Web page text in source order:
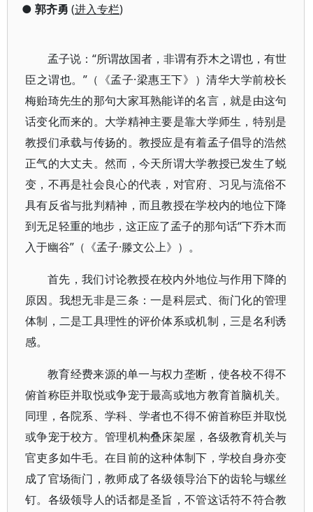
● 郭齐勇 (进入专栏)
孟子说：“所谓故国者，非谓有乔木之谓也，有世
臣之谓也。”（《孟子·梁惠王下》）清华大学前校长
梅贻琦先生的那句大家耳熟能详的名言，就是由这句
话变化而来的。大学精神主要是靠大学师生，特别是
教授们承载与传扬的。教授应是有着孟子倡导的浩然
正气的大丈夫。然而，今天所谓大学教授已发生了蜕
变，不再是社会良心的代表，对官府、习见与流俗不
具有反省与批判精神，而且教授在学校内的地位下降
到无足轻重的地步，这正应了孟子的那句话“下乔木而
入于幽谷”（《孟子·滕文公上》）。
首先，我们讨论教授在校内外地位与作用下降的
原因。我想无非是三条：一是科层式、衙门化的管理
体制，二是工具理性的评价体系或机制，三是名利诱
感。
教育经费来源的单一与权力垄断，使各校不得不
俯首称臣并取悦或争宠于最高或地方教育首脑机关。
同理，各院系、学科、学者也不得不俯首称臣并取悦
或争宠于校方。管理机构叠床架屋，各级教育机关与
官吏多如牛毛。在目前的这种体制下，学校自身亦变
成了官场衙门，教师成了各级领导治下的齿轮与螺丝
钉。各级领导人的话都是圣旨，不管这话符不符合教